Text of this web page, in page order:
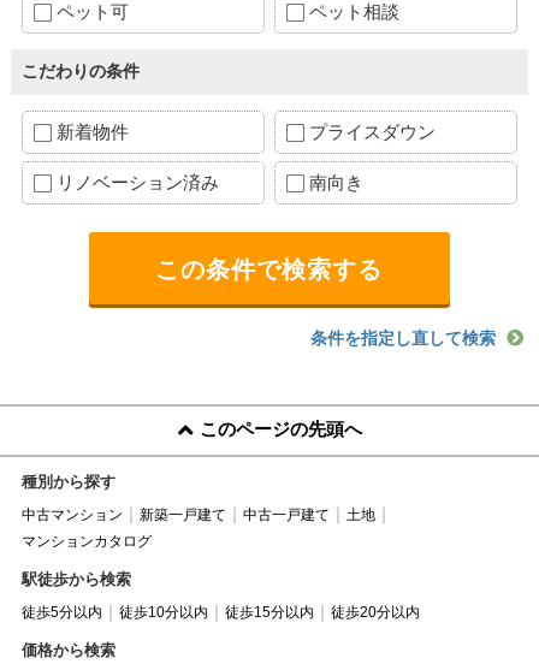
ペット可 ペット相談
こだわりの条件
新着物件 プライスダウン
リノベーション済み 南向き
条件を指定し直して検索
このページの先頭へ
種別から探す
中古マンション 新築一戸建て 中古一戸建て
土地
マンションカタログ
駅徒歩から検索
徒歩5分以内 徒歩10分以内 徒歩15分以内 徒歩20分以内
価格から検索